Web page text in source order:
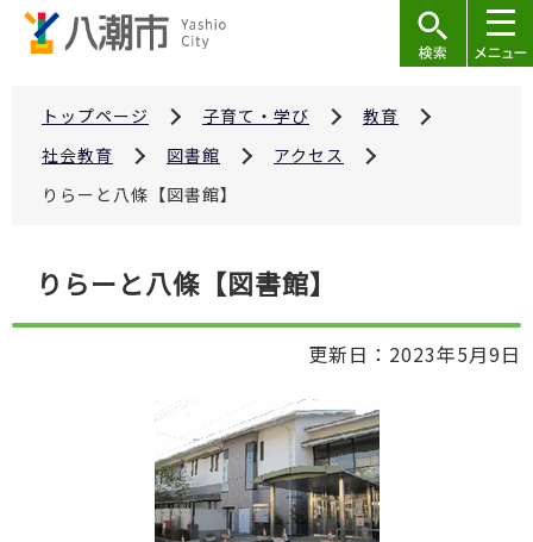
トップページ 子育て・学び
教育
社会教育
図書館
アクセス
りらーと八條【図書館】
こ
りらーと八條【図書館】
更新日：2023年5月9日